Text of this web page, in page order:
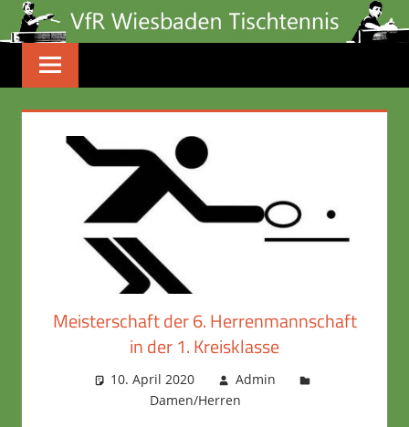
Zum
Inhalt
springen
Meisterschaft der 6. Herrenmannschaft
in der 1. Kreisklasse
10. April 2020
Admin
Damen/Herren